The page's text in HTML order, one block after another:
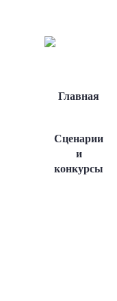
Главная
Сценарии
и
конкурсы